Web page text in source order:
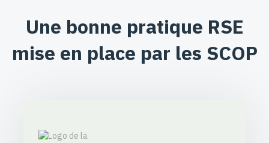
Une bonne pratique RSE
mise en place par les SCOP